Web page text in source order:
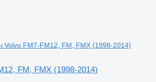
Volvo FM7-FM12, FM, FMX (1998-2014)
FM, FMX (1998-2014)